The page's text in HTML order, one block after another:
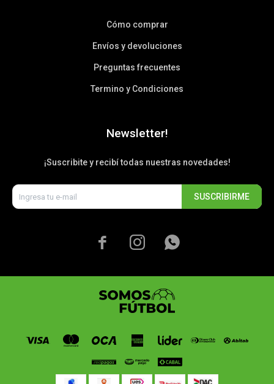
Cómo comprar
Envíos y devoluciones
Preguntas frecuentes
Termino y Condiciones
Newsletter!
¡Suscribite y recibí todas nuestras novedades!
SUSCRIBIRME
  